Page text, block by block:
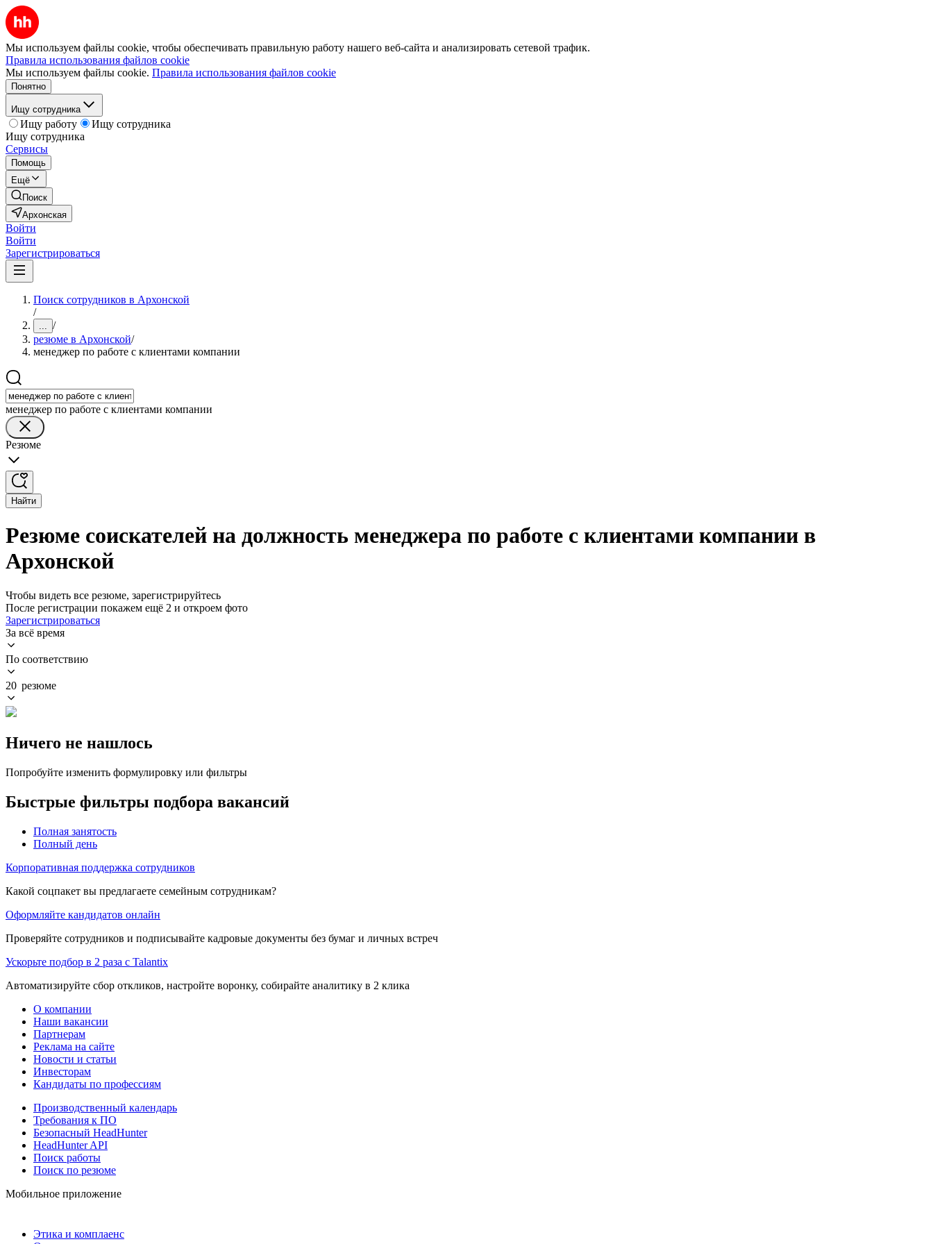
Мы используем файлы cookie, чтобы обеспечивать правильную работу нашего веб-сайта и анализировать сетевой трафик.
Правила использования файлов cookie
Мы используем файлы cookie. Правила использования файлов cookie
Понятно
Ищу сотрудника
Ищу работу
Ищу сотрудника
Ищу сотрудника
Сервисы
Помощь
Ещё
Поиск
Архонская
Войти
Войти
Зарегистрироваться
Поиск сотрудников в Архонской
/
... /
резюме в Архонской/
менеджер по работе с клиентами компании
менеджер по работе с клиентами компании
Резюме
Найти
Резюме соискателей на должность менеджера по работе с клиентами компании в
Архонской
Чтобы видеть все резюме, зарегистрируйтесь
После регистрации покажем ещё 2 и откроем фото
Зарегистрироваться
За всё время
По соответствию
20 резюме
Ничего не нашлось
Попробуйте изменить формулировку или фильтры
Быстрые фильтры подбора вакансий
Полная занятость
Полный день
Корпоративная поддержка сотрудников
Какой соцпакет вы предлагаете семейным сотрудникам?
Оформляйте кандидатов онлайн
Проверяйте сотрудников и подписывайте кадровые документы без бумаг и личных встреч
Ускорьте подбор в 2 раза с Talantix
Автоматизируйте сбор откликов, настройте воронку, собирайте аналитику в 2 клика
О компании
Наши вакансии
Партнерам
Реклама на сайте
Новости и статьи
Инвесторам
Кандидаты по профессиям
Производственный календарь
Требования к ПО
Безопасный HeadHunter
HeadHunter API
Поиск работы
Поиск по резюме
Мобильное приложение
Этика и комплаенс